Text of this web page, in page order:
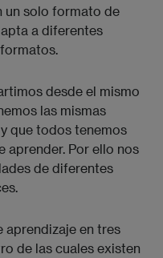
un solo formato de
a diferentes
desde el mismo
las mismas
que todos tenemos
aprender. Por ello nos
de diferentes
aprendizaje en tres
de las cuales existen